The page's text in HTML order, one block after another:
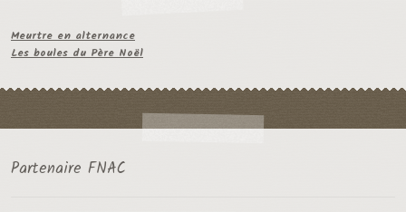
Meurtre en alternance
Les boules du Père Noël
Partenaire FNAC